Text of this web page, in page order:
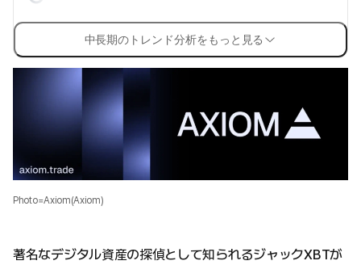
中長期のトレンド分析をもっと見る
Photo=Axiom(Axiom)
著名なデジタル資産の探偵として知られるジャックXBTが